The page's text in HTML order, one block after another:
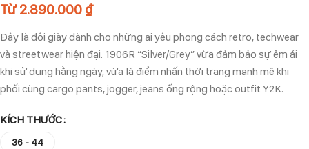
Từ2.890.000 ₫
Đây là đôi giày dành cho những ai yêu phong cách retro, techwear
và streetwear hiện đại. 1906R “Silver/Grey” vừa đảm bảo sự êm ái
khi sử dụng hằng ngày, vừa là điểm nhấn thời trang mạnh mẽ khi
phối cùng cargo pants, jogger, jeans ống rộng hoặc outfit Y2K.
KÍCH THƯỚC
36 - 44